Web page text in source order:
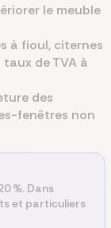
le meuble
à fioul, citernes
de TVA à
des
fenêtres non
%. Dans
et particuliers